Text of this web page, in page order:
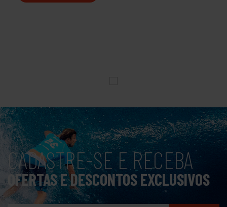
CADASTRE-SE E RECEBA
OFERTAS E DESCONTOS EXCLUSIVOS